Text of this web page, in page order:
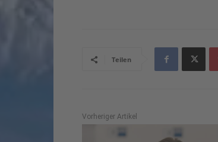
Teilen
Vorheriger Artikel